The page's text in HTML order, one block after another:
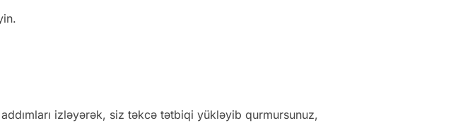
izləyərək, siz təkcə tətbiqi yükləyib qurmursunuz,